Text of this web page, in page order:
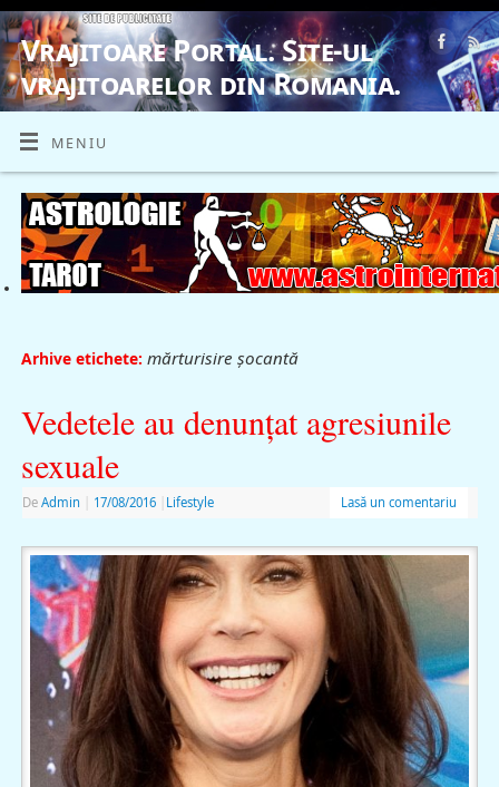
Vrajitoare Portal. Site-ul
vrajitoarelor din Romania.
VRAJITOARE, VRAJITOARELE, VRAJITOARE
MENIU
Arhive etichete: mărturisire şocantă
Vedetele au denunţat agresiunile
sexuale
De Admin 17/08/2016 Lifestyle Lasă un comentariu